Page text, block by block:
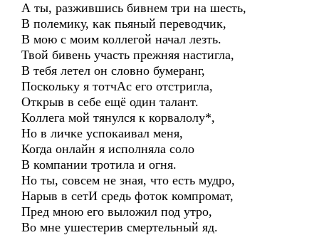
А ты, разжившись бивнем три на шесть,
В полемику, как пьяный переводчик,
В мою с моим коллегой начал лезть.
Твой бивень участь прежняя настигла,
В тебя летел он словно бумеранг,
Поскольку я тотчАс его отстригла,
Открыв в себе ещё один талант.
Коллега мой тянулся к корвалолу*,
Но в личке успокаивал меня,
Когда онлайн я исполняла соло
В компании тротила и огня.
Но ты, совсем не зная, что есть мудро,
Нарыв в сетИ средь фоток компромат,
Пред мною его выложил под утро,
Во мне ушестерив смертельный яд.